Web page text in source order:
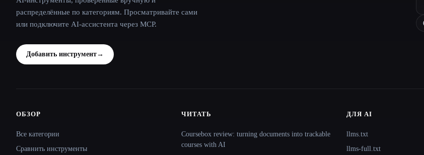
распределённые по категориям. Просматривайте сами
или подключите AI-ассистента через MCP.
Добавить инструмент→
ОБЗОР
Все категории
Сравнить инструменты
ЧИТАТЬ
Coursebox review: turning documents into trackable
courses with AI
ДЛЯ AI
llms.txt
llms-full.txt